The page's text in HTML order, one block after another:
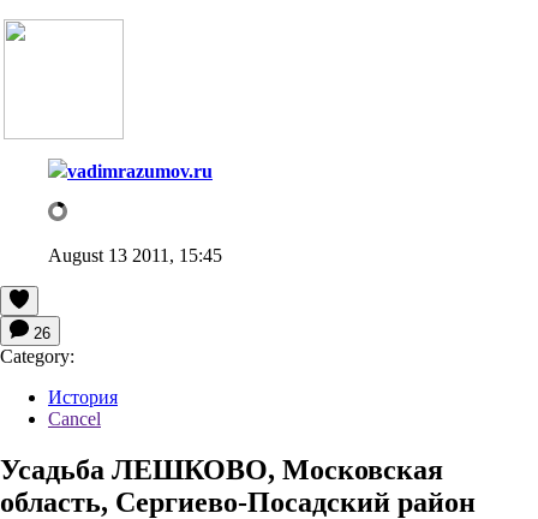
vadimrazumov.ru
August 13 2011, 15:45
26
Category:
История
Cancel
Усадьба ЛЕШКОВО, Московская
область, Сергиево-Посадский район